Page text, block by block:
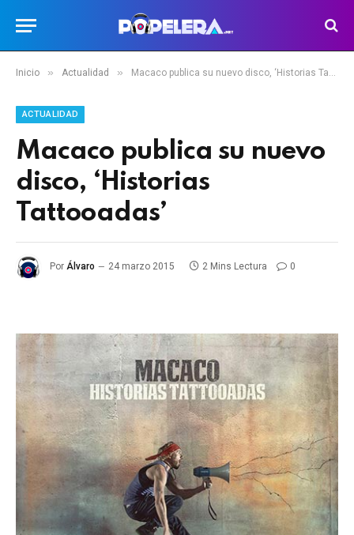
Inicio » Actualidad » Macaco publica su nuevo disco, ‘Historias Tattooadas’
ACTUALIDAD
Macaco publica su nuevo
disco, ‘Historias
Tattooadas’
Por Álvaro 24 marzo 2015 2 Mins Lectura 0